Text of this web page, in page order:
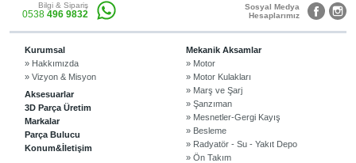
3D baskı teknolojisiyle üretiyor,
müşterilerimize çözüm sunuyoruz.
Bilgi & Sipariş
0538 496 9832
Sosyal Medya
Hesaplarımız
Kurumsal
» Hakkımızda
» Vizyon & Misyon
Aksesuarlar
3D Parça Üretim
Markalar
Parça Bulucu
Konum&İletişim
Mekanik Aksamlar
» Motor
» Motor Kulakları
» Marş ve Şarj
» Şanzıman
» Mesnetler-Gergi Kayış
» Besleme
» Radyatör - Su - Yakıt Depo
» Ön Takım